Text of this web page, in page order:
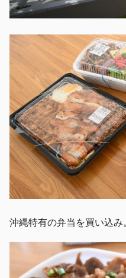
沖縄特有の弁当を買い込み。